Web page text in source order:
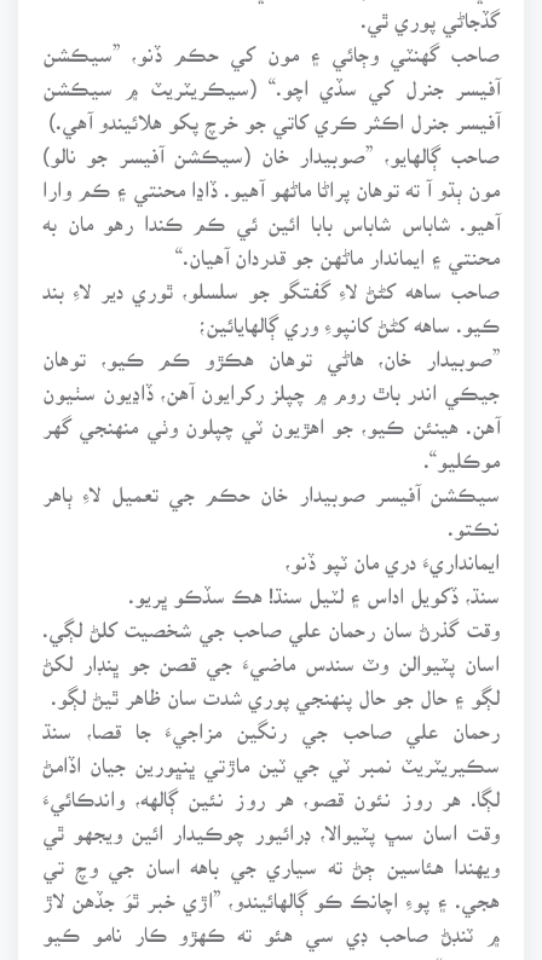
گڏجاڻي پوري ٿي.
صاحب گهنٽي وڄائي ۽ مون کي حڪم ڏنو، ”سيڪشن
آفيسر جنرل کي سڏي اچو.“ (سيڪريٽريٽ ۾ سيڪشن
آفيسر جنرل اڪثر ڪري کاتي جو خرچ پکو هلائيندو آهي.)
صاحب ڳالهايو، ”صوبيدار خان (سيڪشن آفيسر جو نالو)
مون ٻڌو آ ته توهان پراڻا ماڻهو آهيو. ڏاڍا محنتي ۽ ڪم وارا
آهيو. شاباس شاباس بابا ائين ئي ڪم ڪندا رهو مان به
محنتي ۽ ايماندار ماڻهن جو قدردان آهيان.“
صاحب ساهه کڻڻ لاءِ گفتگو جو سلسلو، ٿوري دير لاءِ بند
ڪيو. ساهه کڻڻ کانپوءِ وري ڳالهايائين؛
”صوبيدار خان، هاڻي توهان هڪڙو ڪم ڪيو، توهان
جيڪي اندر باٿ روم ۾ چپلز رکرايون آهن، ڏاڍيون سٺيون
آهن. هينئن ڪيو، جو اهڙيون ٽي چپلون وٺي منهنجي گهر
موڪليو“.
سيڪشن آفيسر صوبيدار خان حڪم جي تعميل لاءِ ٻاهر
ايمانداريءَ دري مان ٽپو ڏنو،
سنڌ، ڏکويل اداس ۽ لٽيل سنڌ! هڪ سڏڪو ڀريو.
وقت گذرڻ سان رحمان علي صاحب جي شخصيت کلڻ لڳي.
اسان پٽيوالن وٽ سندس ماضيءَ جي قصن جو ڀنڊار لکڻ
لڳو ۽ حال جو حال پنهنجي پوري شدت سان ظاهر ٿيڻ لڳو.
رحمان علي صاحب جي رنگين مزاجيءَ جا قصا، سنڌ
سڪيريٽريٽ نمبر ٽي جي ٽين ماڙتي ڀنڀورين جيان اڏامڻ
لڳا. هر روز نئون قصو، هر روز نئين ڳالهه، واندڪائيءَ
وقت اسان سڀ پٽيوالا، ڊرائيور چوڪيدار ائين ويجهو ٿي
ويهندا هئاسين ڄڻ ته سياري جي باهه اسان جي وچ تي
هجي. ۽ پوءِ اچانڪ ڪو ڳالهائيندو، ”اڙي خبر ٿوَ جڏهن لاڙ
۾ ٽنڊڻ صاحب ڊي سي هئو ته ڪهڙو ڪار نامو ڪيو